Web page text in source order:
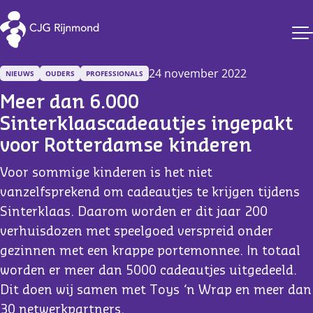
CJG Rijnmond
NIEUWS OUDERS PROFESSIONALS 24 november 2022
Meer dan 6.000
Sinterklaascadeautjes ingepakt
voor Rotterdamse kinderen
Voor sommige kinderen is het niet
vanzelfsprekend om cadeautjes te krijgen tijdens
Sinterklaas. Daarom worden er dit jaar 200
verhuisdozen met speelgoed verspreid onder
gezinnen met een krappe portemonnee. In totaal
worden er meer dan 5000 cadeautjes uitgedeeld.
Dit doen wij samen met Toys ‘n Wrap en meer dan
30 netwerkpartners.